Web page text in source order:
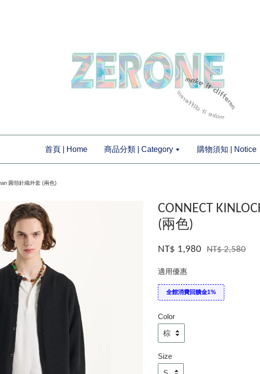
首頁 | Home 商品分類 | Category 購物須知 | Notice
圓領針織外套 (兩色)
CONNECT
(兩色)
NT$ 1,980 NT$ 2,580
適用優惠
全館消費回饋金1%
Color
Size